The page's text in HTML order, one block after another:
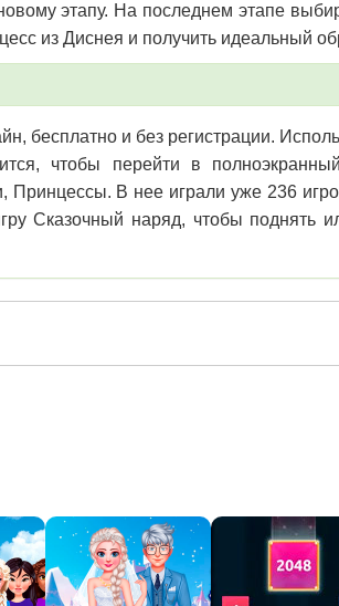
этапу. На последнем этапе
из Диснея и получить идеальный
бесплатно и без регистрации.
чтобы перейти в
Принцессы. В нее играли уже 236
Сказочный наряд, чтобы поднять